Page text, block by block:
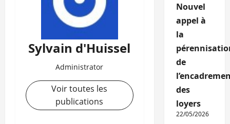
Sylvain d'Huissel
Administrator
Voir toutes les
publications
Nouvel
appel à
la
de
des
loyers
22/05/2026